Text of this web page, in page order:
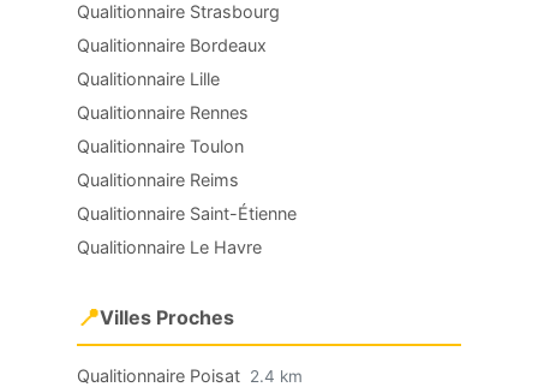
Qualitionnaire Strasbourg
Qualitionnaire Bordeaux
Qualitionnaire Lille
Qualitionnaire Rennes
Qualitionnaire Toulon
Qualitionnaire Reims
Qualitionnaire Saint-Étienne
Qualitionnaire Le Havre
📍Villes Proches
Qualitionnaire Poisat 2.4 km